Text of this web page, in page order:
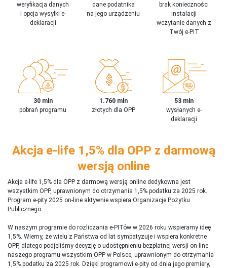
weryfikacja danych
i opcja wysyłki e-
deklaracji
dane podatnika
na jego urządzeniu
brak konieczności
instalacji
wczytanie danych z
Twój e-PIT
30 mln
pobrań programu
1.760 mln
złotych dla OPP
53 mln
wysłanych e-
deklaracji
Akcja e-life 1,5% dla OPP z darmową
wersją online
Akcja e-life 1,5% dla OPP z darmową wersją online dedykowna jest
wszystkim OPP, uprawnionym do otrzymania 1,5% podatku za 2025 rok.
Program e-pity 2025 on-line aktywnie wspiera Organizacje Pożytku
Publicznego.
W naszym programie do rozliczania e-PITów w 2026 roku wspieramy ideę
1,5%. Wiemy, że wielu z Państwa od lat sympatyzuje i wspiera konkretne
OPP, dlatego podjęliśmy decyzję o udostępnieniu bezpłatnej wersji on-line
naszego programu wszystkim OPP w Polsce, uprawnionym do otrzymania
1,5% podatku za 2025 rok. Dzięki programowi e-pity od dnia jego premiery,